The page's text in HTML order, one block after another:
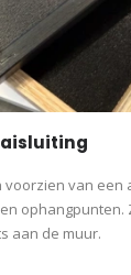
van een
ophangpunten.
aan de muur.